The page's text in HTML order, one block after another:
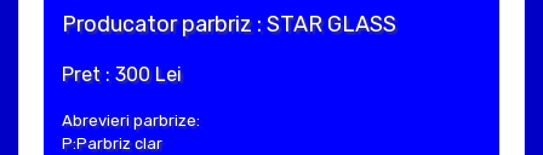
Producator parbriz : STAR GLASS
Pret : 300 Lei
Abrevieri parbrize:
P:Parbriz clar